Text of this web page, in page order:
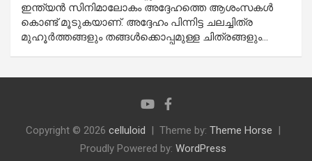
ഇന്ത്യന്‍ സിനിമാലോകം അദ്ദേഹത്തെ ആശംസകള്‍
കൊണ്ട് മൂടുകയാണ്. അദ്ദേഹം പിന്നിട്ട ചലച്ചിത്ര
മുഹൂര്‍ത്തങ്ങളും തങ്ങള്‍ക്കൊപ്പമുള്ള ചിത്രങ്ങളും…
Copyright © 2026 celluloid Theme by: Theme Horse
Proudly Powered by: WordPress